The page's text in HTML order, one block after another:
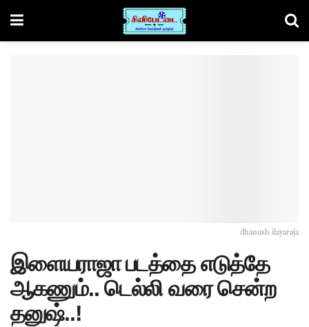
dhanush ilayaraja
இளையராஜா படத்தை எடுத்தே
ஆகணும்.. டெல்லி வரை சென்ற
தனுஷ்..!